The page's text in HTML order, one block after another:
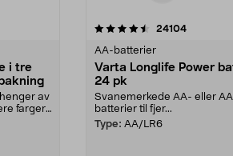
i tre
av
farger.
24104
AA-batterier
Varta Longlife Power
24 pk
Svanemerkede AA- eller
batterier til fjer...
Type: AA/LR6
4.5av 5 stjerner